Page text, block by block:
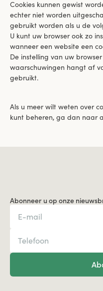
Cookies kunnen gewist
echter niet worden
gebruikt worden als u de
U kunt uw browser ook zo
wanneer een website een
De instelling van uw
waarschuwingen hangt af
gebruikt.
Als u meer wilt weten over
kunt beheren, ga dan naar
Abonneer u op onze